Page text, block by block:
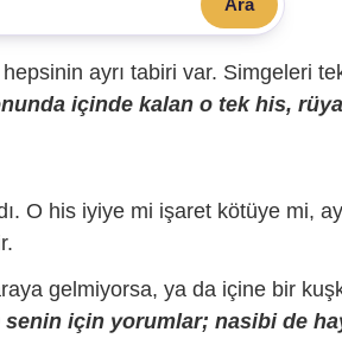
ayrı tabiri var. Simgeleri
içinde kalan o tek his,
O his iyiye mi işaret kötüye mi,
gelmiyorsa, ya da içine bir
için yorumlar; nasibi de